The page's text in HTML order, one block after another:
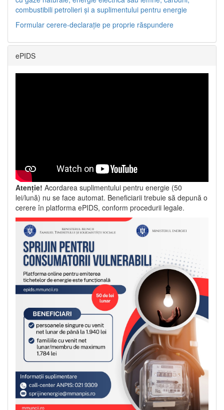
combustibili petrolieri și a suplimentului pentru energie
Formular cerere-declarație pe proprie răspundere
ePIDS
Atenție! Acordarea suplimentului pentru energie (50
lei/lună) nu se face automat. Beneficiarii trebuie să depună o
cerere în platforma ePIDS, conform procedurii legale.